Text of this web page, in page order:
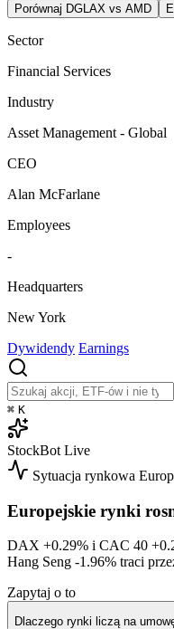
Porównaj DGLAX vs AMD
Sector
Financial Services
Industry
Asset Management - Global
CEO
Alan McFarlane
Employees
-
Headquarters
New York
Dywidendy Earnings
⌘ K
StockBot Live
Sytuacja rynkowa
Europejskie rynki
DAX +0.29% i CAC 40
Hang Seng -1.96% traci
Zapytaj o to
Dlaczego rynki liczą na